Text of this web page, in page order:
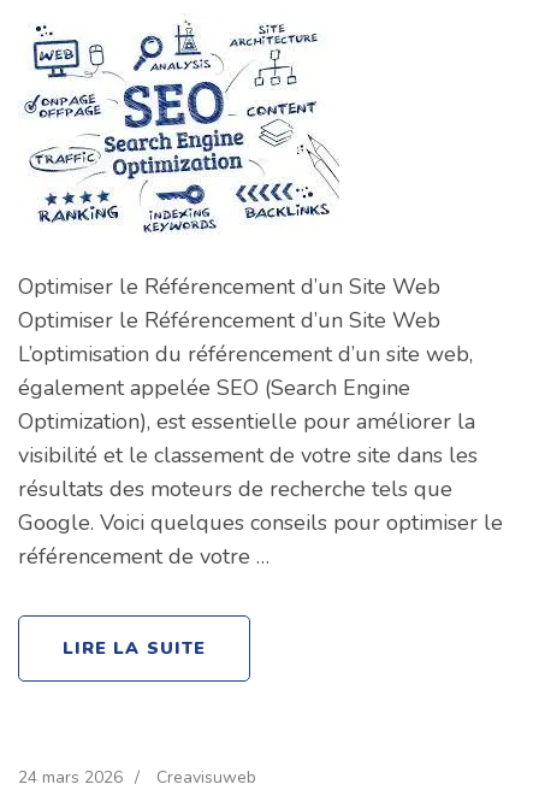
Optimiser le Référencement d’un Site Web
Optimiser le Référencement d’un Site Web
L’optimisation du référencement d’un site web,
également appelée SEO (Search Engine
Optimization), est essentielle pour améliorer la
visibilité et le classement de votre site dans les
résultats des moteurs de recherche tels que
Google. Voici quelques conseils pour optimiser le
référencement de votre …
LIRE LA SUITE
24 mars 2026 / Creavisuweb